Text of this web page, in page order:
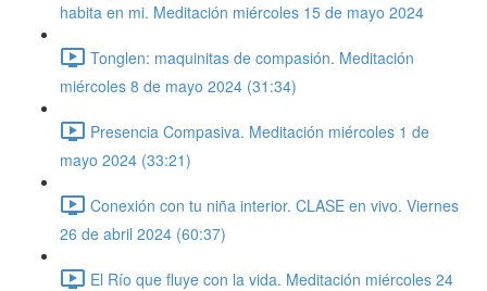
habita en mi. Meditación miércoles 15 de mayo 2024
Tonglen: maquinitas de compasión. Meditación
miércoles 8 de mayo 2024 (31:34)
Presencia Compasiva. Meditación miércoles 1 de
mayo 2024 (33:21)
Conexión con tu niña interior. CLASE en vivo. Viernes
26 de abril 2024 (60:37)
El Río que fluye con la vida. Meditación miércoles 24